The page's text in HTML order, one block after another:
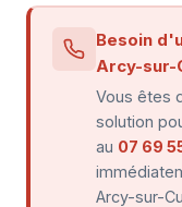
Besoin
Arcy-sur-
Vous êtes
solution
au 07 69
Arcy-sur-